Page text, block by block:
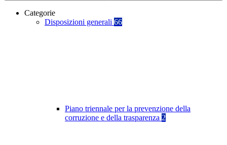
Categorie
Disposizioni generali 66
Piano triennale per la prevenzione della
corruzione e della trasparenza 2